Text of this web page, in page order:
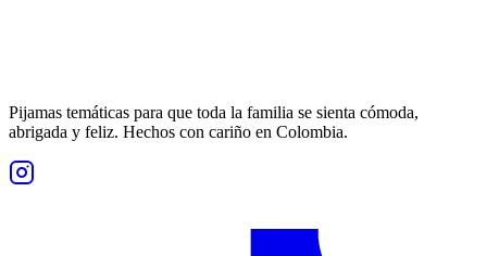
Pijamas temáticas para que toda la familia se sienta cómoda,
abrigada y feliz. Hechos con cariño en Colombia.